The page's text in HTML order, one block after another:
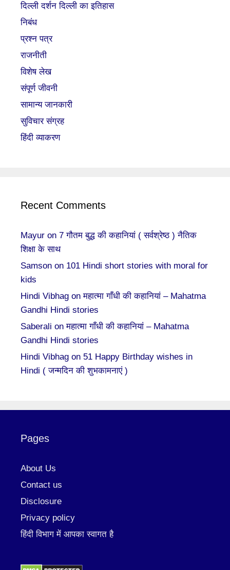
दिल्ली दर्शन दिल्ली का इतिहास
निबंध
प्रश्न पत्र
राजनीती
विशेष लेख
संपूर्ण जीवनी
सामान्य जानकारी
सुविचार संग्रह
हिंदी व्याकरण
Recent Comments
Mayur on 7 गौतम बुद्ध की कहानियां ( सर्वश्रेष्ठ ) नैतिक
शिक्षा के साथ
Samson on 101 Hindi short stories with moral for
kids
Hindi Vibhag onमहात्मा गाँधी की कहानियां – Mahatma
Gandhi Hindi stories
Saberali onमहात्मा गाँधी की कहानियां – Mahatma
Gandhi Hindi stories
Hindi Vibhag on 51 Happy Birthday wishes in
Hindi ( जन्मदिन की शुभकामनाएं )
Pages
About Us
Contact us
Disclosure
Privacy policy
हिंदी विभाग में आपका स्वागत है